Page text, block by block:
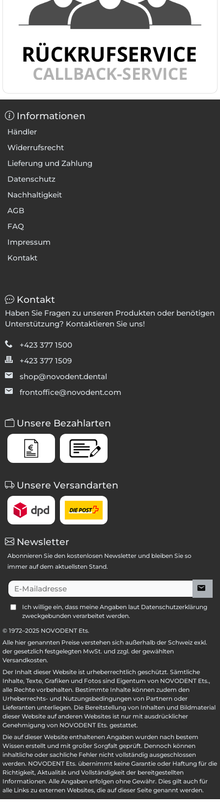
Informationen
Händler
Widerrufsrecht
Lieferung und Zahlung
Datenschutz
Nachhaltigkeit
AGB
FAQ
Impressum
Kontakt
Kontakt
Haben Sie Fragen zu unseren Produkten oder benötigen
Unterstützung? Kontaktieren Sie uns!
+423 377 1500
+423 377 1509
shop@novodent.dental
frontoffice@novodent.com
Unsere Bezahlarten
Unsere Versandarten
Newsletter
Abonnieren Sie den kostenlosen Newsletter und bleiben Sie so
immer auf dem aktuellsten Stand.
E-Mailadresse
Ich willige ein, dass meine Angaben laut Datenschutzerklärung
zweckgebunden verarbeitet werden.
© 1972–2025 NOVODENT Ets.
Alle hier genannten Preise verstehen sich außerhalb der Schweiz exkl.
der gesetzlich festgelegten MwSt. und zzgl. der gewählten
Versandkosten.
Der Inhalt dieser Website ist urheberrechtlich geschützt. Sämtliche
Inhalte, Texte, Grafiken und Fotos sind Eigentum von NOVODENT Ets.,
alle Rechte vorbehalten. Bestimmte Inhalte können zudem den
Urheberrechts- und Nutzungsbedingungen von Partnern oder
Lieferanten unterliegen. Die Bereitstellung von Inhalten und Bildmaterial
dieser Website auf anderen Websites ist nur mit ausdrücklicher
Genehmigung von NOVODENT Ets. gestattet.
Die auf dieser Website enthaltenen Angaben wurden nach bestem
Wissen erstellt und mit großer Sorgfalt geprüft. Dennoch können
inhaltliche oder sachliche Fehler nicht vollständig ausgeschlossen
werden. NOVODENT Ets. übernimmt keine Garantie oder Haftung für die
Richtigkeit, Aktualität und Vollständigkeit der bereitgestellten
Informationen. Alle Angaben erfolgen ohne Gewähr. Dies gilt auch für
alle Links zu externen Websites, die auf dieser Seite genannt werden.